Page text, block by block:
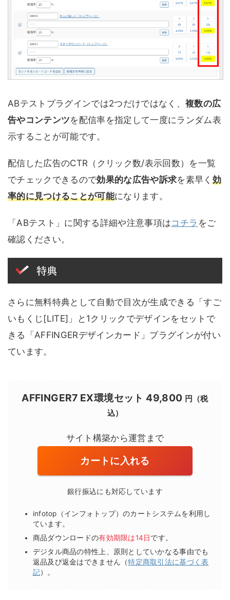
ABテストプラグインでは2つだけではなく、複数の広
告やコンテンツを配信率を指定して一度にランダム表
示することが可能です。
配信した広告のCTR（クリック数/表示回数）を一覧
でチェックできるので効果的な広告や訴求を素早く 効
率的に見つけることが可能になります。
「ABテスト」に関する詳細や注意事項はコチラ をご
確認ください。
特典
さらに無料特典として自動で目次が生成できる「すご
いもくじ[LITE]」と1クリックでデザインをセットで
きる「AFFINGERデザインカード」プラグインが付い
ています。
AFFINGER7 EX環境セット 49,800 円（税
込）
サイト構築から運営まで
カートに入れる
銀行振込にも対応しています
infotop（インフォトップ）のカートシステムを利用し
ています。
商品ダウンロードの有効期限は14日です。
デジタル商品の特性上、原則としていかなる事由でも
返品及び返金はできません（特定商取引法に基づく表
記）。